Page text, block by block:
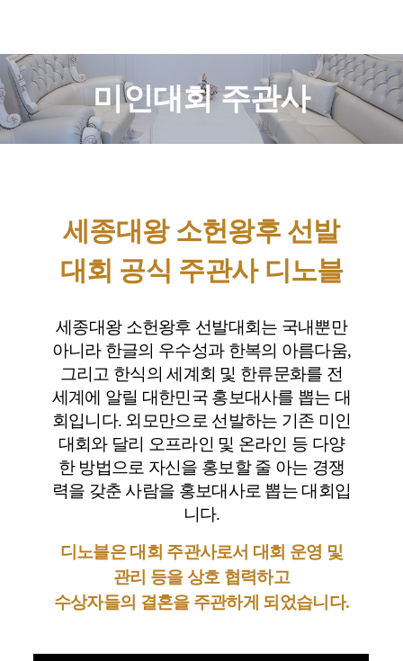
미인대회 주관사
세종대왕 소헌왕후 선발
대회 공식 주관사 디노블
세종대왕 소헌왕후 선발대회는 국내뿐만
아니라 한글의 우수성과 한복의 아름다움,
그리고 한식의 세계회 및 한류문화를 전
세계에 알릴 대한민국 홍보대사를 뽑는 대
회입니다. 외모만으로 선발하는 기존 미인
대회와 달리 오프라인 및 온라인 등 다양
한 방법으로 자신을 홍보할 줄 아는 경쟁
력을 갖춘 사람을 홍보대사로 뽑는 대회입
니다.
디노블은 대회 주관사로서 대회 운영 및
관리 등을 상호 협력하고
수상자들의 결혼을 주관하게 되었습니다.